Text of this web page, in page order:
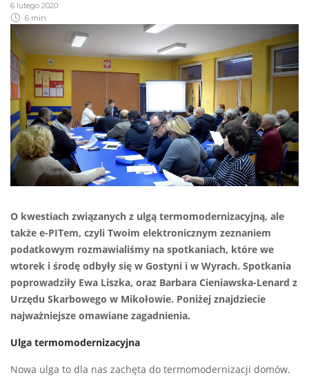
6 lutego 2020
6 min
O kwestiach związanych z ulgą termomodernizacyjną, ale
także e-PITem, czyli Twoim elektronicznym zeznaniem
podatkowym rozmawialiśmy na spotkaniach, które we
wtorek i środę odbyły się w Gostyni i w Wyrach. Spotkania
poprowadziły Ewa Liszka, oraz Barbara Cieniawska-Lenard z
Urzędu Skarbowego w Mikołowie. Poniżej znajdziecie
najważniejsze omawiane zagadnienia.
Ulga termomodernizacyjna
Nowa ulga to dla nas zachęta do termomodernizacji domów.